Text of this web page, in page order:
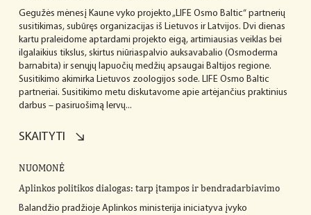
Gegužės mėnesį Kaune vyko projekto „LIFE Osmo Baltic“ partnerių
susitikimas, subūręs organizacijas iš Lietuvos ir Latvijos. Dvi dienas
kartu praleidome aptardami projekto eigą, artimiausias veiklas bei
ilgalaikius tikslus, skirtus niūriaspalvio auksavabalio (Osmoderma
barnabita) ir senųjų lapuočių medžių apsaugai Baltijos regione.
Susitikimo akimirka Lietuvos zoologijos sode. LIFE Osmo Baltic
partneriai. Susitikimo metu diskutavome apie artėjančius praktinius
darbus – pasiruošimą lervų...
SKAITYTI
NUOMONĖ
Aplinkos politikos dialogas: tarp įtampos ir bendradarbiavimo
Balandžio pradžioje Aplinkos ministerija iniciatyva įvyko